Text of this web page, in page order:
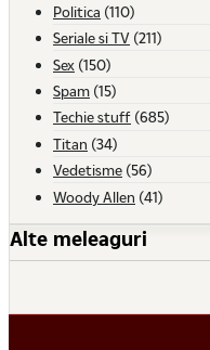
Politica (110)
Seriale si TV (211)
Sex (150)
Spam (15)
Techie stuff (685)
Titan (34)
Vedetisme (56)
Woody Allen (41)
Alte meleaguri